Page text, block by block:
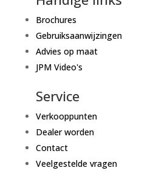
Brochures
Gebruiksaanwijzingen
Advies op maat
JPM Video's
Service
Verkooppunten
Dealer worden
Contact
Veelgestelde vragen